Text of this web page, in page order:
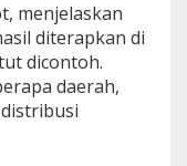
menjelaskan
diterapkan di
dicontoh.
daerah,